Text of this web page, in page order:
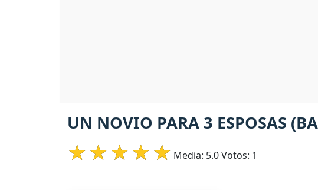
UN NOVIO PARA 3 ESPOSAS
Media: 5.0Votos: 1